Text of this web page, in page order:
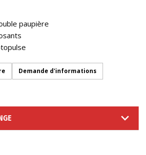
paupière
Demande d'informations